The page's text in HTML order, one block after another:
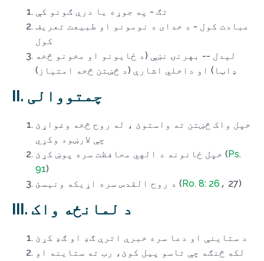
تګ - په جوړه یا درې ګونو کې
عبادت کول - د خدای د نومونو او طبیعت تعریف
کول
لیدل -- بهرنۍ نښې (د ځایونو او مخونو څخه
ډاټا) او داخلي اشارې (د څښتن څخه امتیاز)
II. چمتووالی
خپل واک څښتن ته واستوئ ، له روح څخه وغواړئ
چې لارښود وکړي
خپل ځانونه د الهي محافظت سره پوښ کړئ (Ps.
91)
د روح القدس سره اړیکه ونیسئ (Ro. 8: 26 ، 27)
III. د لمانځه واک
د ستاینې او دعا سره خبرې اترې ګډ او ګډ کړئ
لکه څنګه چې تاسو پیل کوئ، رب ته ستاینه او